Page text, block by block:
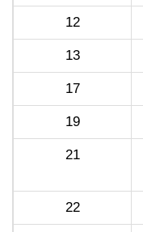
12
13
17
19
21
22